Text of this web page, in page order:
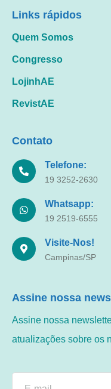
Links rápidos
Quem Somos
Congresso
LojinhAE
RevistAE
Contato
Telefone:
19 3252-2630
Whatsapp:
19 2519-6555
Visite-Nos!
Campinas/SP
Assine nossa
Assine nossa
atualizações sobre os